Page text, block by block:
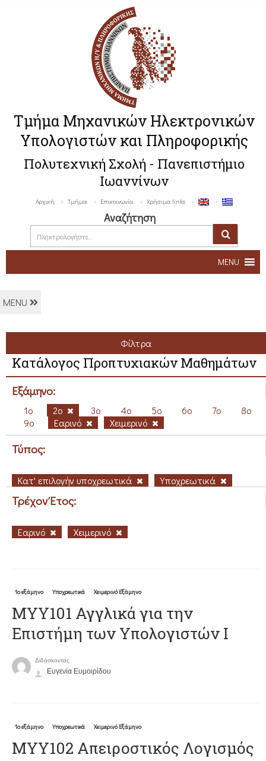
Τμήμα Μηχανικών Ηλεκτρονικών
Υπολογιστών και Πληροφορικής
Πολυτεχνική Σχολή - Πανεπιστήμιο
Ιωαννίνων
Αρχική Τμήμα Επικοινωνία Χρήσιμα links
Αναζήτηση
MENU
MENU
Φίλτρα
Κατάλογος Προπτυχιακών Μαθημάτων
Εξάμηνο:
1ο 2ο 3ο 4ο 5ο 6ο 7ο
8ο
9ο
Εαρινό Χειμερινό
Τύπος:
Κατ' επιλογήν υποχρεωτικά Υποχρεωτικά
Τρέχον Έτος:
Εαρινό Χειμερινό
1ο εξάμηνο Υποχρεωτικά Χειμερινό Εξάμηνο
ΜΥΥ101 Αγγλικά για την
Επιστήμη των Υπολογιστών Ι
Διδάσκοντας
Ευγενία Ευμοιρίδου
1ο εξάμηνο Υποχρεωτικά Χειμερινό Εξάμηνο
MYY102 Απειροστικός Λογισμός